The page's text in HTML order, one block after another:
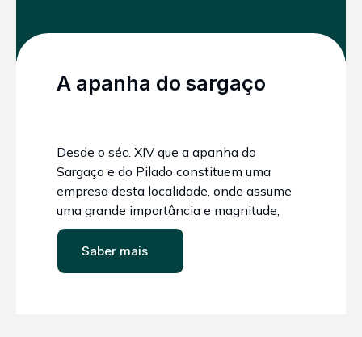
A apanha do sargaço
Desde o séc. XIV que a apanha do
Sargaço e do Pilado constituem uma
empresa desta localidade, onde assume
uma grande importância e magnitude,
observada na documentação histórica,
com as diversas normas protecionistas.
De grande importância, pois era o adubo
Saber mais